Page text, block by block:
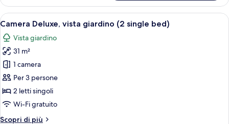
with
Garden
View
(1QB)
Apri
tutte
le
foto
per
Camera
Deluxe,
vista
giardino
Una camera d'albergo con due letti,
7
Camera Deluxe, vista giardino (2 single bed)
Vista giardino
31 m²
1 camera
Per 3 persone
2 letti singoli
Wi-Fi gratuito
Scopri di più
Altri